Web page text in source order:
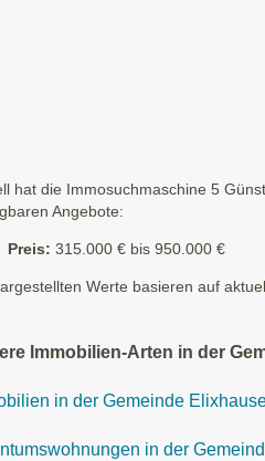
hat die Immosuchmaschine 5
Angebote:
Preis: 315.000 € bis 950.000 €
Werte basieren auf
Immobilien-Arten in der
in der Gemeinde
in der